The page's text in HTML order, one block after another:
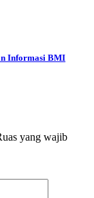
Informasi BMI
yang wajib